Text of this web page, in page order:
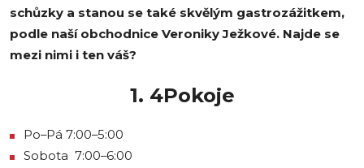
schůzky a stanou se také skvělým gastrozážitkem,
podle naší obchodnice Veroniky Ježkové. Najde se
mezi nimi i ten váš?
1. 4Pokoje
Po–Pá 7:00–5:00
Sobota 7:00–6:00